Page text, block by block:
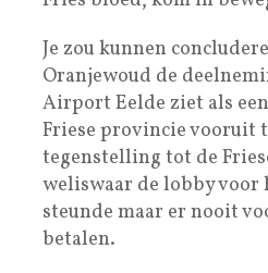
Je zou kunnen
Oranjewoud de
Airport Eelde ziet als
Friese provincie vooruit
tegenstelling tot de
weliswaar de lobby voor
steunde maar er nooit
betalen.